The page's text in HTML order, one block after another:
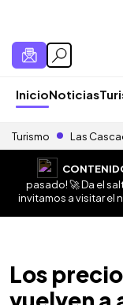
InicioNoticias
Turismo Las
pasado! 🚀 Da el
invitamos a visitar el
Los